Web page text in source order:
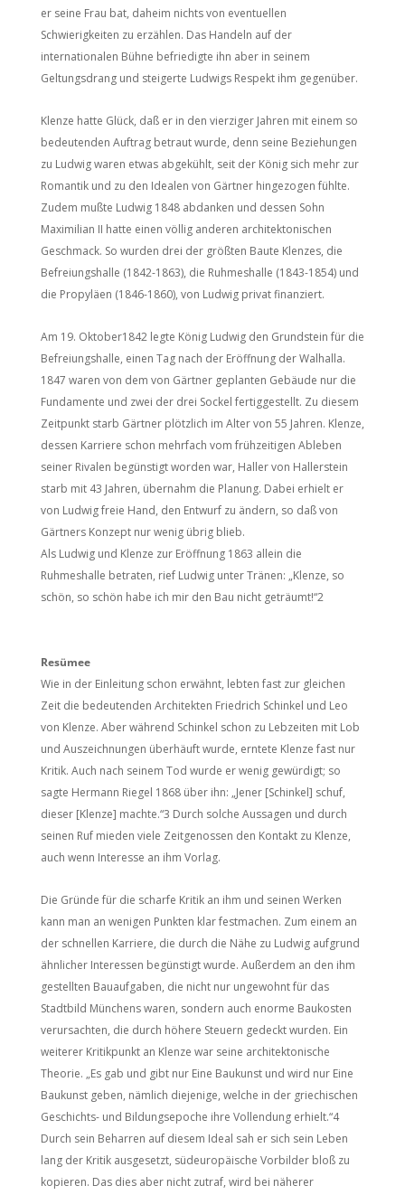
er seine Frau bat, daheim nichts von eventuellen
Schwierigkeiten zu erzählen. Das Handeln auf der
internationalen Bühne befriedigte ihn aber in seinem
Geltungsdrang und steigerte Ludwigs Respekt ihm gegenüber.
Klenze hatte Glück, daß er in den vierziger Jahren mit einem so
bedeutenden Auftrag betraut wurde, denn seine Beziehungen
zu Ludwig waren etwas abgekühlt, seit der König sich mehr zur
Romantik und zu den Idealen von Gärtner hingezogen fühlte.
Zudem mußte Ludwig 1848 abdanken und dessen Sohn
Maximilian II hatte einen völlig anderen architektonischen
Geschmack. So wurden drei der größten Baute Klenzes, die
Befreiungshalle (1842-1863), die Ruhmeshalle (1843-1854) und
die Propyläen (1846-1860), von Ludwig privat finanziert.
Am 19. Oktober1842 legte König Ludwig den Grundstein für die
Befreiungshalle, einen Tag nach der Eröffnung der Walhalla.
1847 waren von dem von Gärtner geplanten Gebäude nur die
Fundamente und zwei der drei Sockel fertiggestellt. Zu diesem
Zeitpunkt starb Gärtner plötzlich im Alter von 55 Jahren. Klenze,
dessen Karriere schon mehrfach vom frühzeitigen Ableben
seiner Rivalen begünstigt worden war, Haller von Hallerstein
starb mit 43 Jahren, übernahm die Planung. Dabei erhielt er
von Ludwig freie Hand, den Entwurf zu ändern, so daß von
Gärtners Konzept nur wenig übrig blieb.
Als Ludwig und Klenze zur Eröffnung 1863 allein die
Ruhmeshalle betraten, rief Ludwig unter Tränen: „Klenze, so
schön, so schön habe ich mir den Bau nicht geträumt!“2
Resümee
Wie in der Einleitung schon erwähnt, lebten fast zur gleichen
Zeit die bedeutenden Architekten Friedrich Schinkel und Leo
von Klenze. Aber während Schinkel schon zu Lebzeiten mit Lob
und Auszeichnungen überhäuft wurde, erntete Klenze fast nur
Kritik. Auch nach seinem Tod wurde er wenig gewürdigt; so
sagte Hermann Riegel 1868 über ihn: „Jener [Schinkel] schuf,
dieser [Klenze] machte.“3 Durch solche Aussagen und durch
seinen Ruf mieden viele Zeitgenossen den Kontakt zu Klenze,
auch wenn Interesse an ihm Vorlag.
Die Gründe für die scharfe Kritik an ihm und seinen Werken
kann man an wenigen Punkten klar festmachen. Zum einem an
der schnellen Karriere, die durch die Nähe zu Ludwig aufgrund
ähnlicher Interessen begünstigt wurde. Außerdem an den ihm
gestellten Bauaufgaben, die nicht nur ungewohnt für das
Stadtbild Münchens waren, sondern auch enorme Baukosten
verursachten, die durch höhere Steuern gedeckt wurden. Ein
weiterer Kritikpunkt an Klenze war seine architektonische
Theorie. „Es gab und gibt nur Eine Baukunst und wird nur Eine
Baukunst geben, nämlich diejenige, welche in der griechischen
Geschichts- und Bildungsepoche ihre Vollendung erhielt.“4
Durch sein Beharren auf diesem Ideal sah er sich sein Leben
lang der Kritik ausgesetzt, südeuropäische Vorbilder bloß zu
kopieren. Das dies aber nicht zutraf, wird bei näherer